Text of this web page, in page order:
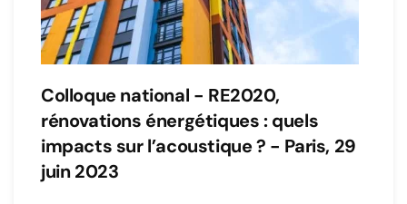
Colloque national - RE2020,
rénovations énergétiques : quels
impacts sur l’acoustique ? - Paris, 29
juin 2023